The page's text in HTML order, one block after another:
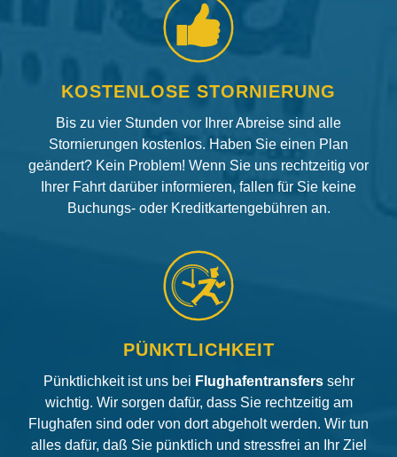
KOSTENLOSE STORNIERUNG
Bis zu vier Stunden vor Ihrer Abreise sind alle
Stornierungen kostenlos. Haben Sie einen Plan
geändert? Kein Problem! Wenn Sie uns rechtzeitig vor
Ihrer Fahrt darüber informieren, fallen für Sie keine
Buchungs- oder Kreditkartengebühren an.
PÜNKTLICHKEIT
Pünktlichkeit ist uns bei Flughafentransfers sehr
wichtig. Wir sorgen dafür, dass Sie rechtzeitig am
Flughafen sind oder von dort abgeholt werden. Wir tun
alles dafür, daß Sie pünktlich und stressfrei an Ihr Ziel